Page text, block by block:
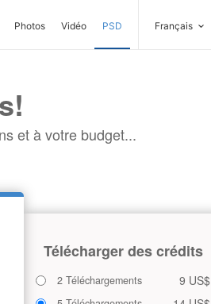
Photos Vidéo PSD Français
et à votre budget...
Télécharger des crédits
2 Téléchargements 9 US$